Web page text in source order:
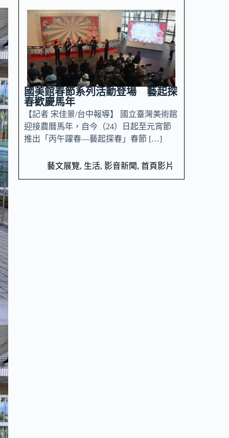
國美館春節系列活動登場 藝起探
春歡慶馬年
【記者 宋佳景/台中報導】 國立臺灣美術館
迎接農曆馬年，自今（24）日起至元宵節
推出「丙午躍春—藝起探春」春節 […]
藝文展覽, 生活, 影音新聞, 首頁影片